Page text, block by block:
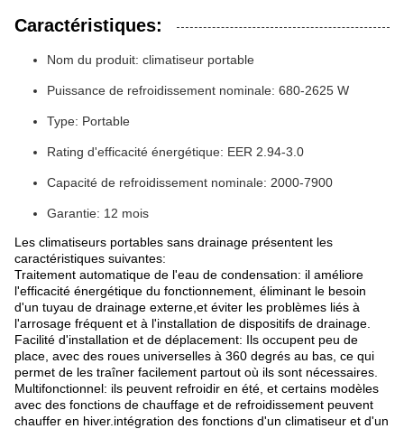
Caractéristiques:
Nom du produit: climatiseur portable
Puissance de refroidissement nominale: 680-2625 W
Type: Portable
Rating d'efficacité énergétique: EER 2.94-3.0
Capacité de refroidissement nominale: 2000-7900
Garantie: 12 mois
Les climatiseurs portables sans drainage présentent les
caractéristiques suivantes:
Traitement automatique de l'eau de condensation: il améliore
l'efficacité énergétique du fonctionnement, éliminant le besoin
d'un tuyau de drainage externe,et éviter les problèmes liés à
l'arrosage fréquent et à l'installation de dispositifs de drainage.
Facilité d'installation et de déplacement: Ils occupent peu de
place, avec des roues universelles à 360 degrés au bas, ce qui
permet de les traîner facilement partout où ils sont nécessaires.
Multifonctionnel: ils peuvent refroidir en été, et certains modèles
avec des fonctions de chauffage et de refroidissement peuvent
chauffer en hiver.intégration des fonctions d'un climatiseur et d'un